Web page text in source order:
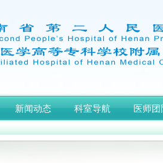
新闻动态 科室导航 医师团